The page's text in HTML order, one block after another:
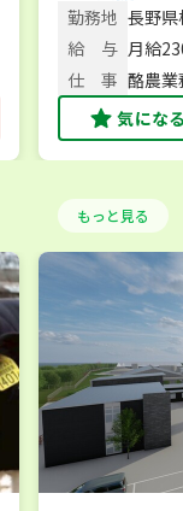
化も推進◎地
切にしてい
勤務地 長野
給 与 月給
仕 事 酪農
気にな
もっと見る